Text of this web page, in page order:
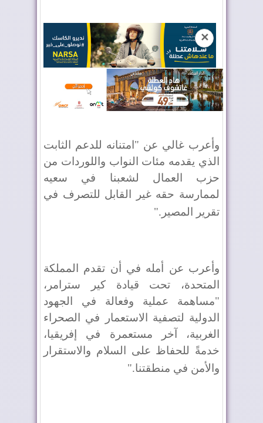
✕
وأعرب غالي عن "امتنانه للدعم الثابت
الذي يقدمه مئات النواب واللوردات من
حزب العمال لشعبنا في سعيه
لممارسة حقه غير القابل للتصرف في
تقرير المصير ".
وأعرب عن أمله في أن تقدم المملكة
المتحدة، تحت قيادة كير سترامر،
"مساهمة عملية وفعالة في الجهود
الدولية لتصفية الاستعمار في الصحراء
الغربية، آخر مستعمرة في إفريقيا،
خدمةً للحفاظ على السلام والاستقرار
والأمن في منطقتنا".